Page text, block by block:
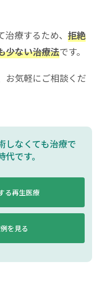
療するため、 拒絶
少ない治療法です。
お気軽にご相談くだ
しなくても治療で
代です。
る再生医療
を見る